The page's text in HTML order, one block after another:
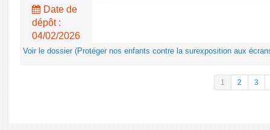
Date de
dépôt :
04/02/2026
Voir le dossier (Protéger nos enfants contre la surexposition aux
1 2 3